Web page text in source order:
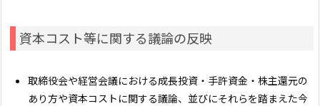
資本コスト等に関する議論の反映
取締役会や経営会議における成長投資・手許資金・株主還元の
あり方や資本コストに関する議論、並びにそれらを踏まえた今